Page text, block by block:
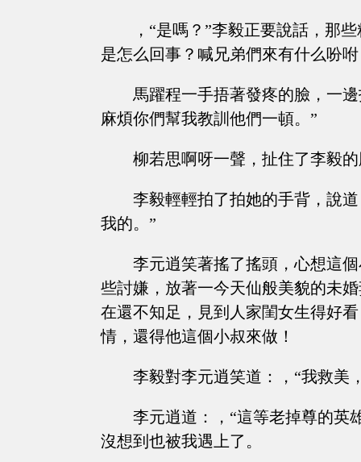
，“是嗎？”李毅正要說話，那
是怎么回事？喊兄弟們來有什么吩咐
馬躍程一手捂著發疼的臉，一
麻煩你們幫我教訓他們一頓。”
柳若思啊呀一聲，扯住了李毅
李毅輕輕拍了拍她的手背，說
我的。”
李元逍笑著搖了搖頭，心想這
些討嫌，放著一今天仙般美貌的未
在還不知足，見到人家閨女生得好
情，還得他這個小叔來做！
李毅對李元逍笑道：，“我救美
李元逍道：，“這等老掉尊的英
沒想到也被我遇上了。